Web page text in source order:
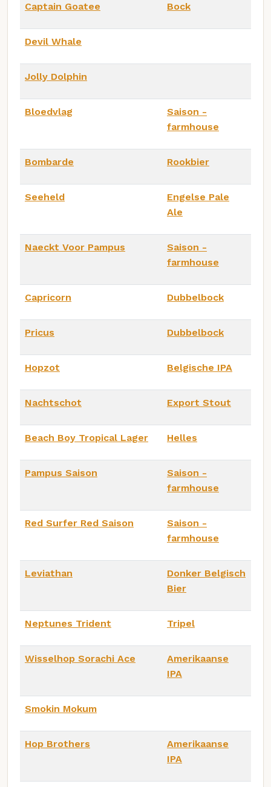
Captain Goatee Bock
Devil Whale
Jolly Dolphin
Bloedvlag
Saison -
farmhouse
Bombarde Rookbier
Seeheld
Engelse Pale
Ale
Naeckt Voor Pampus
Saison -
farmhouse
Capricorn Dubbelbock
Pricus Dubbelbock
Hopzot Belgische IPA
Nachtschot Export Stout
Beach Boy Tropical Lager Helles
Pampus Saison
Saison -
farmhouse
Red Surfer Red Saison
Saison -
farmhouse
Leviathan
Donker Belgisch
Bier
Neptunes Trident Tripel
Wisselhop Sorachi Ace
Amerikaanse
IPA
Smokin Mokum
Hop Brothers
Amerikaanse
IPA